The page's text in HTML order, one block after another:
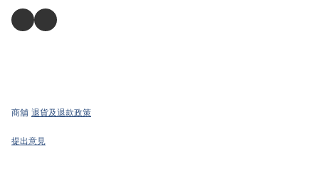
商舖 退貨及退款政策
提出意見